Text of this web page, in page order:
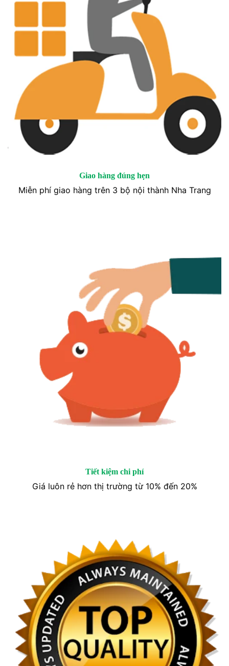
Giao hàng đúng hẹn
Miễn phí giao hàng trên 3 bộ nội thành Nha Trang
Tiết kiệm chi phí
Giá luôn rẻ hơn thị trường từ 10% đến 20%